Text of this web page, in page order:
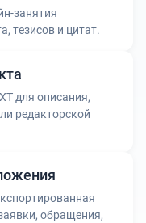
занятия
тезисов и цитат.
для описания,
редакторской
обращения,